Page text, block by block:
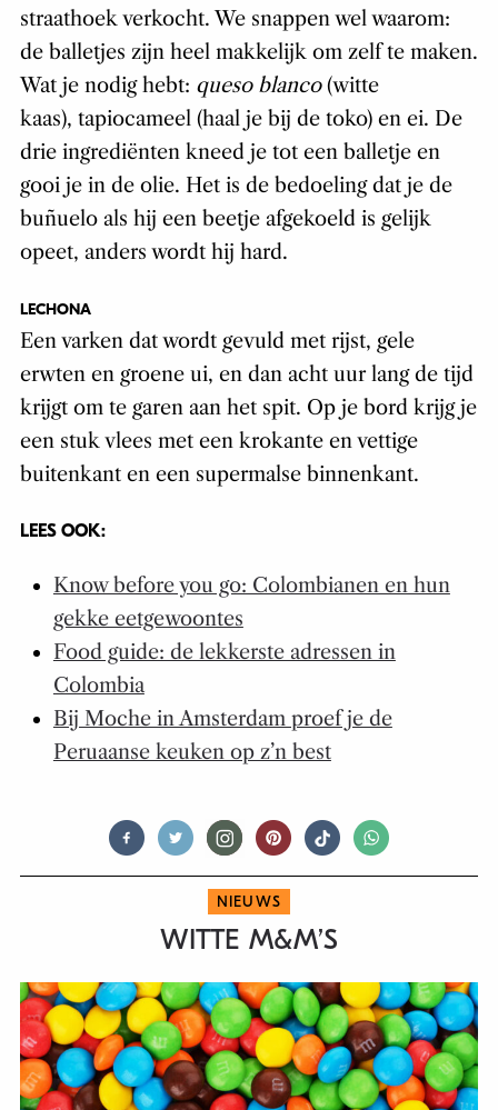
straathoek verkocht. We snappen wel waarom:
de balletjes zijn heel makkelijk om zelf te maken.
Wat je nodig hebt: queso blanco(witte
kaas), tapiocameel (haal je bij de toko) en ei. De
drie ingrediënten kneed je tot een balletje en
gooi je in de olie. Het is de bedoeling dat je de
buñuelo als hij een beetje afgekoeld is gelijk
opeet, anders wordt hij hard.
LECHONA
Een varken dat wordt gevuld met rijst, gele
erwten en groene ui, en dan acht uur lang de tijd
krijgt om te garen aan het spit. Op je bord krijg je
een stuk vlees met een krokante en vettige
buitenkant en een supermalse binnenkant.
LEES OOK:
Know before you go: Colombianen en hun
gekke eetgewoontes
Food guide: de lekkerste adressen in
Colombia
Bij Moche in Amsterdam proef je de
Peruaanse keuken op z’n best
NIEUWS
WITTE M&M’S